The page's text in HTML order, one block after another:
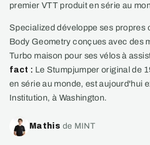
premier VTT produit en série au
Specialized développe ses propres
Body Geometry conçues avec des
Turbo maison pour ses vélos à
fact : Le Stumpjumper original de
en série au monde, est aujourd'hui
Institution, à Washington.
Mathis de MINT